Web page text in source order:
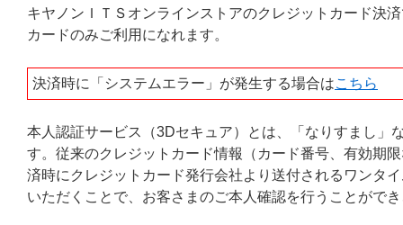
キヤノンＩＴＳオンラインストアのクレジットカード決
カードのみご利用になれます。
決済時に「システムエラー」が発生する場合はこちら
本人認証サービス（3Dセキュア）とは、「なりすまし」
す。従来のクレジットカード情報（カード番号、有効期
済時にクレジットカード発行会社より送付されるワンタ
いただくことで、お客さまのご本人確認を行うことがで